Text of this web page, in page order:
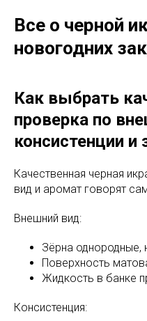
Все о черной
новогодних
Как выбрать
проверка по
консистенции и
Качественная черная
вид и аромат говорят
Внешний вид:
Зёрна однородные,
Поверхность
Жидкость в банке
Консистенция: